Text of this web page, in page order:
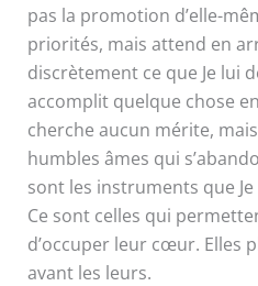
pas la promotion d’elle-
priorités, mais attend en
discrètement ce que Je lui
accomplit quelque chose
cherche aucun mérite,
humbles âmes qui
sont les instruments que
Ce sont celles qui
d’occuper leur cœur. Elles
avant les leurs.